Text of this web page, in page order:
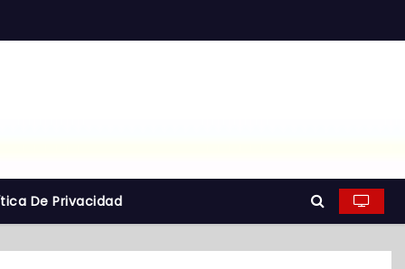
De Privacidad